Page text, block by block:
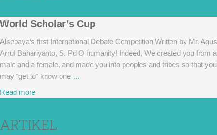
World Scholar’s Cup
Alsebaya‘s first International Debate Competition Written by Mr. Agus
Arruf Bahariyanto, S. Pd O humanity! Indeed, We created you from a
male and a female, and made you into peoples and tribes so that you
may ˹get to˺ know one …
Read more
ARTIKEL